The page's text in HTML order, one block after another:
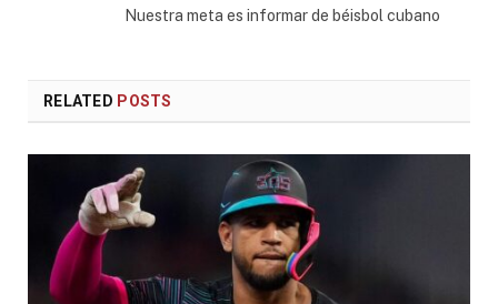
Nuestra meta es informar de béisbol cubano
RELATED POSTS